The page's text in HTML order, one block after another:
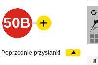
50B
8
Poprzednie przystanki